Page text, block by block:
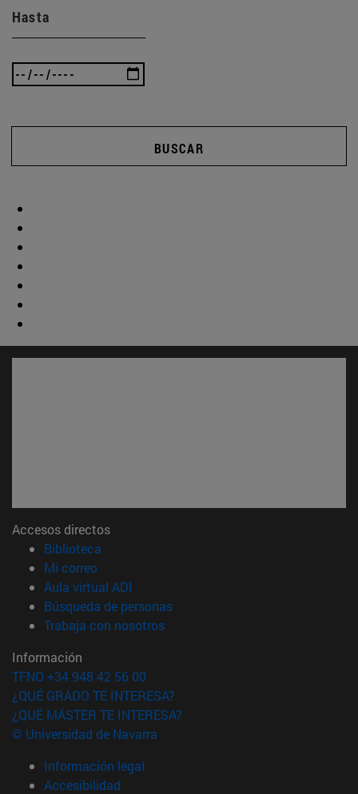
Hasta
BUSCAR
Accesos directos
Biblioteca
Mi correo(abre en nueva ventana)
Aula virtual ADI
Búsqueda de personas(abre en nueva ventana)
Trabaja con nosotros(abre en nueva ventana)
Información
TFNO +34 948 42 56 00
¿QUÉ GRADO TE INTERESA?
¿QUÉ MÁSTER TE INTERESA?
© Universidad de Navarra
Información legal
Accesibilidad